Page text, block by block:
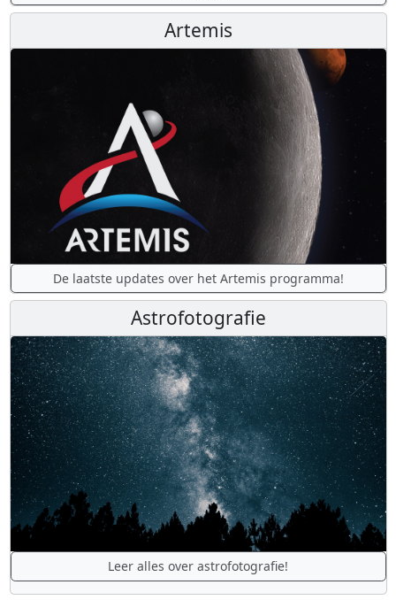
Artemis
De laatste updates over het Artemis programma!
Astrofotografie
Leer alles over astrofotografie!